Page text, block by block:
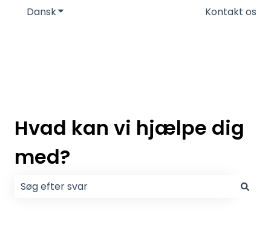
DanskVis undermenu for oversættelserKontakt os
Hvad kan vi hjælpe dig
med?